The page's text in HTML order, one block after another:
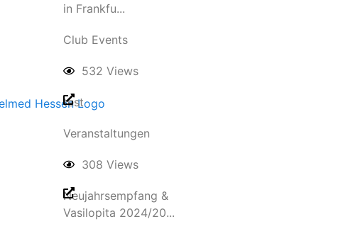
in Frankfu...
Club Events
532 Views
test
Veranstaltungen
308 Views
Neujahrsempfang &
Vasilopita 2024/20...